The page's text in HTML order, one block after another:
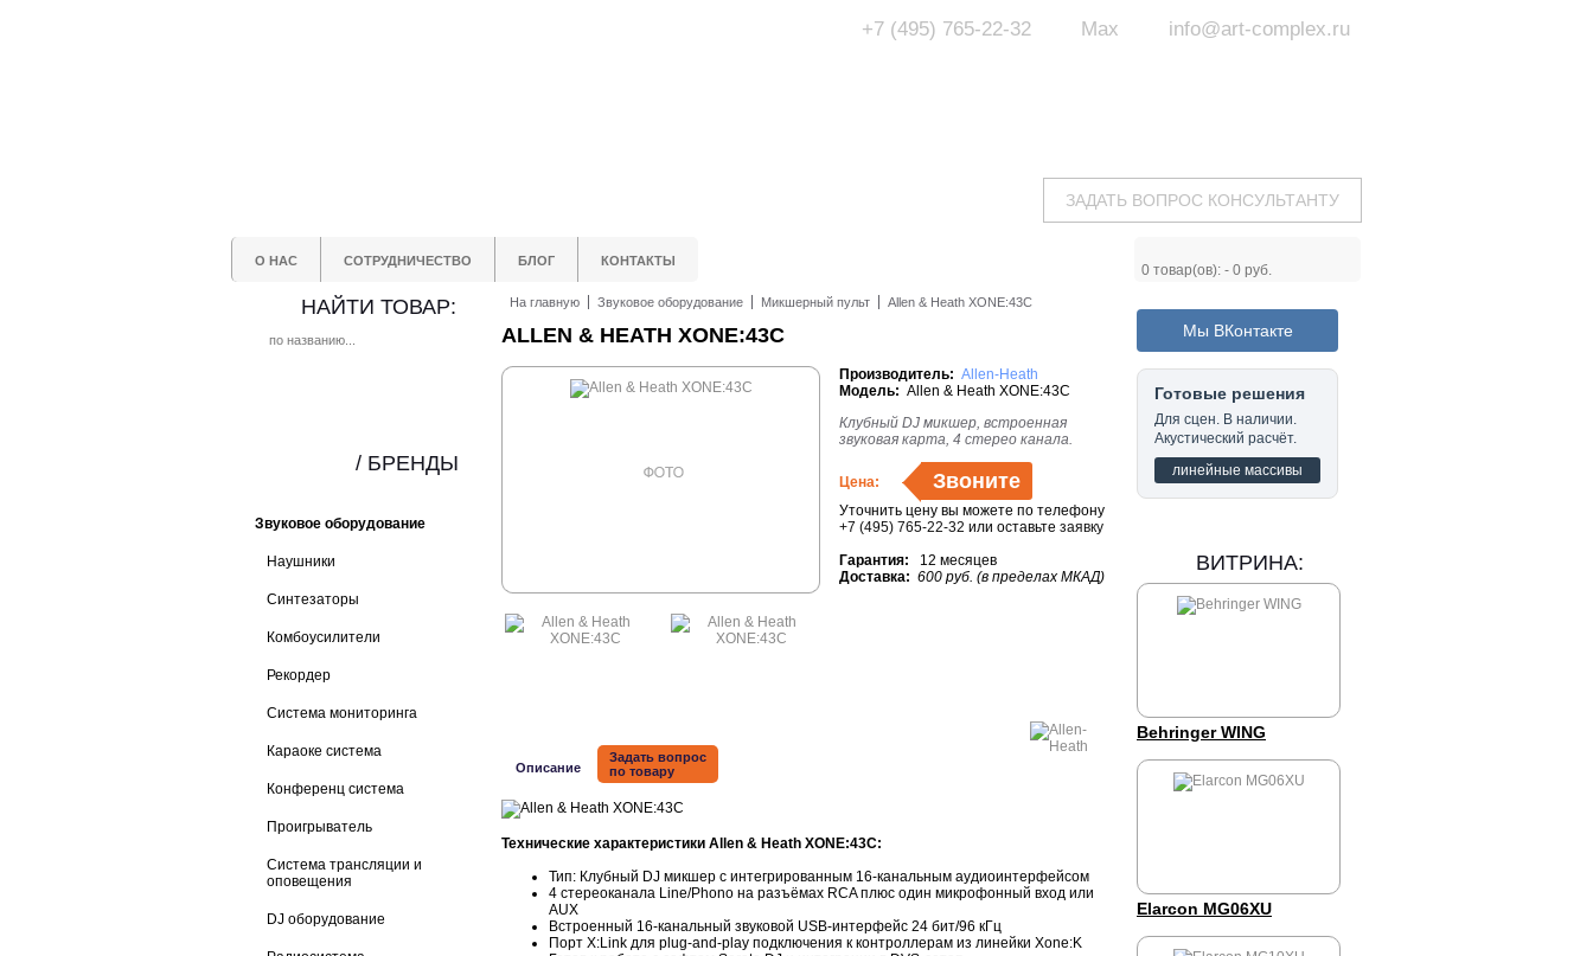
info@art-complex.ru
Max
+7 (495) 765-22-32
ЗАДАТЬ ВОПРОС КОНСУЛЬТАНТУ
О НАС СОТРУДНИЧЕСТВО БЛОГ КОНТАКТЫ
0 товар(ов): - 0 руб.
НАЙТИ ТОВАР:
Звуковое оборудование
Наушники
Синтезаторы
Комбоусилители
Рекордер
Система мониторинга
Караоке система
Конференц система
Проигрыватель
Система трансляции и
оповещения
DJ оборудование
/ БРЕНДЫ
На главную Звуковое оборудование Микшерный пульт Allen & Heath XONE:43C
ALLEN & HEATH XONE:43C
Производитель: Allen-Heath
Модель: Allen & Heath XONE:43C
Клубный DJ микшер, встроенная
звуковая карта, 4 стерео канала.
Цена: Звоните
Уточнить цену вы можете по телефону
+7 (495) 765-22-32 или оставьте заявку
Гарантия: 12 месяцев
Доставка: 600 руб. (в пределах МКАД)
Описание
Задать вопрос
по товару
Технические характеристики Allen & Heath XONE:43C:
Тип: Клубный DJ микшер с интегрированным 16-канальным аудиоинтерфейсом
4 стереоканала Line/Phono на разъёмах RCA плюс один микрофонный вход или
AUX
Встроенный 16-канальный звуковой USB-интерфейс 24 бит/96 кГц
Порт X:Link для plug-and-play подключения к контроллерам из линейки Xone:K
Мы ВКонтакте
Готовые решения
Для сцен. В наличии.
Акустический расчёт.
линейные массивы
ВИТРИНА:
Behringer WING
Elarcon MG06XU